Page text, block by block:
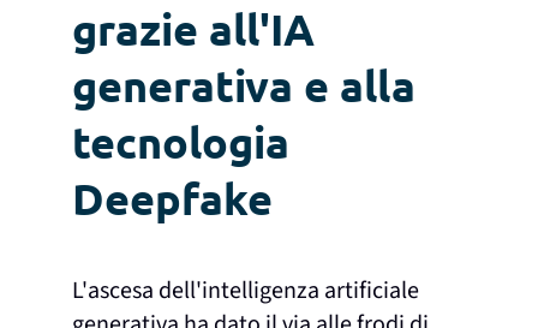
grazie all'IA
generativa e alla
tecnologia
Deepfake
L'ascesa dell'intelligenza artificiale